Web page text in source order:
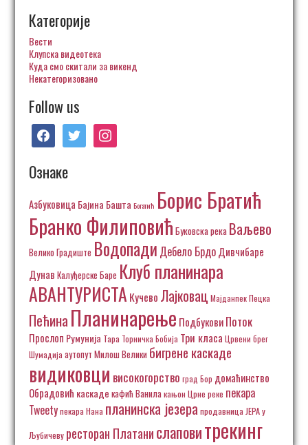
Категорије
Вести
Клупска видеотека
Куда смо скитали за викенд
Некатегоризовано
Follow us
facebooktwitter instagram
Ознаке
Азбуковица Бајина Башта Богатић Борис Братић
Бранко Филиповић Буковска река Ваљево
Велико Градиште Водопади Дебело БрдоДивчибаре
Дунав Калуђерске Баре Клуб планинара
АВАНТУРИСТА Кучево Лајковац Мајданпек Пецка
Пећина Планинарење ПодбуковиПоток
Прослоп Румунија Тара Торничка Бобија Три класа Црвени брег
Шумадија аутопут Милош Велики бигрене каскаде
видиковци високогорство град Бор домаћинство
Обрадовић каскаде кафић Ванила кањон Црне реке пекара
Tweetyпекара Нана планинска језера продавница ЈЕРА у
Љубичеву ресторан Платанислаповитрекинг